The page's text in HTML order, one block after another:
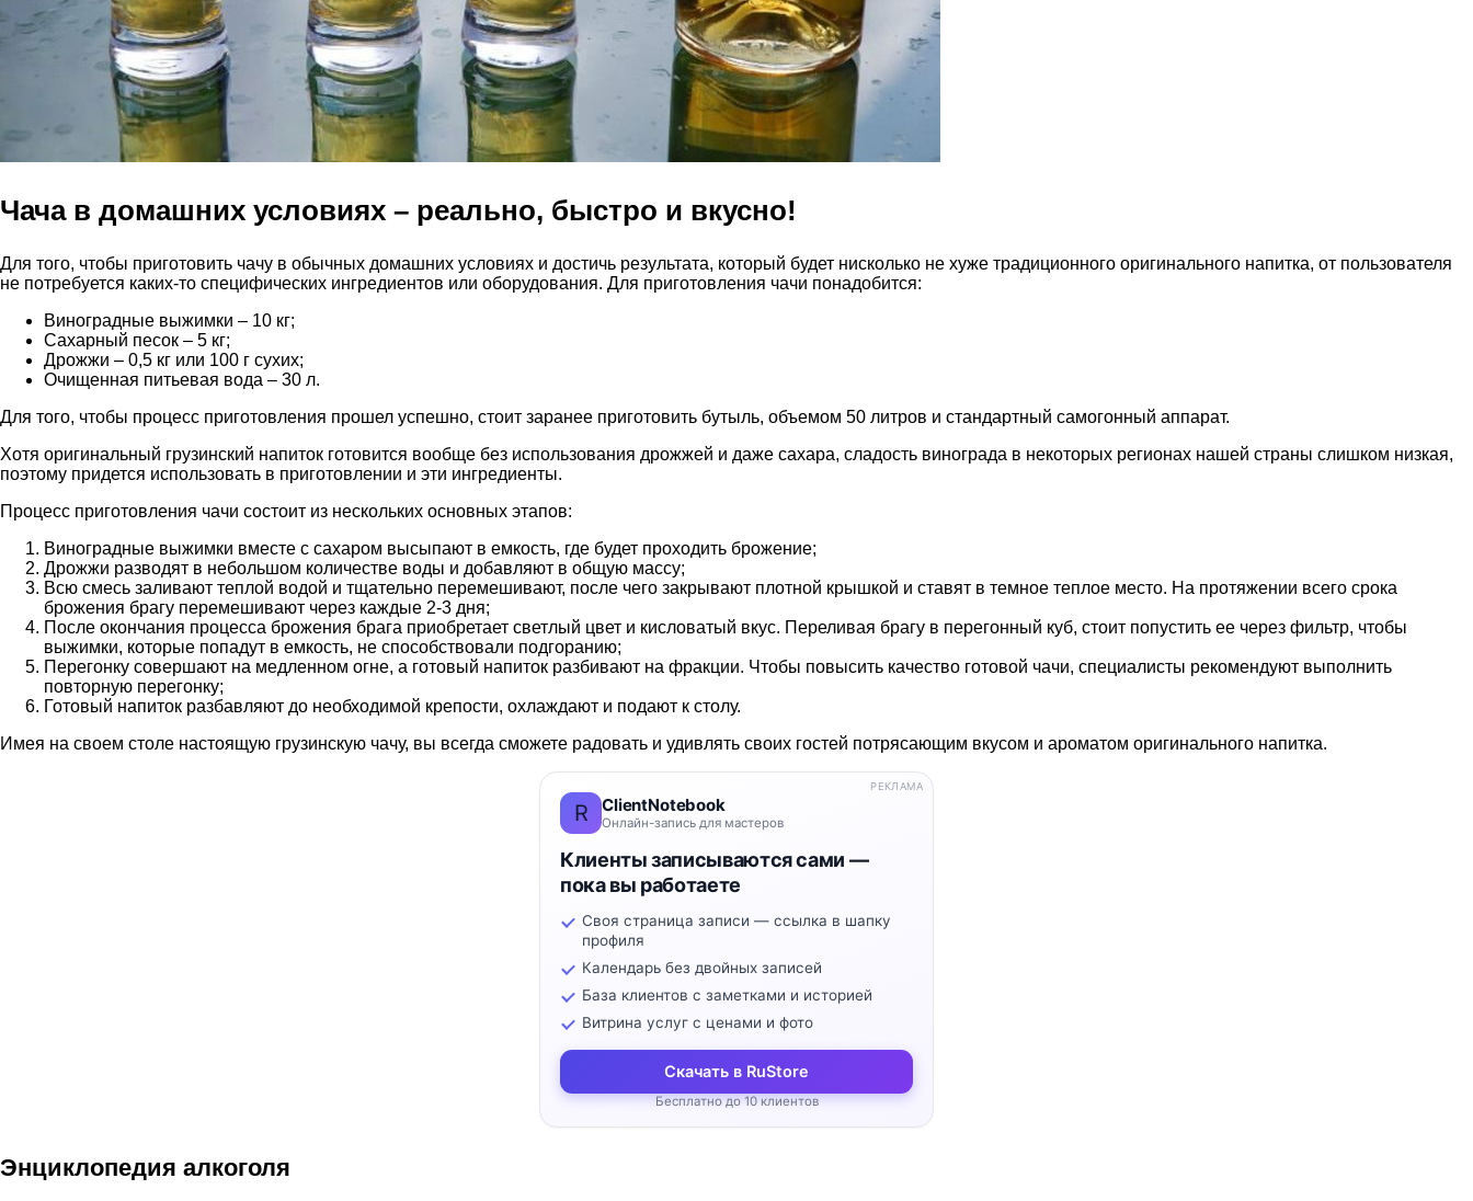
Чача в домашних условиях – реально, быстро и вкусно!
Для того, чтобы приготовить чачу в обычных домашних условиях и достичь результата, который будет нисколько не хуже традиционного оригинального напитка, от пользователя
не потребуется каких-то специфических ингредиентов или оборудования. Для приготовления чачи понадобится:
Виноградные выжимки – 10 кг;
Сахарный песок – 5 кг;
Дрожжи – 0,5 кг или 100 г сухих;
Очищенная питьевая вода – 30 л.
Для того, чтобы процесс приготовления прошел успешно, стоит заранее приготовить бутыль, объемом 50 литров и стандартный самогонный аппарат.
Хотя оригинальный грузинский напиток готовится вообще без использования дрожжей и даже сахара, сладость винограда в некоторых регионах нашей страны слишком низкая,
поэтому придется использовать в приготовлении и эти ингредиенты.
Процесс приготовления чачи состоит из нескольких основных этапов:
Виноградные выжимки вместе с сахаром высыпают в емкость, где будет проходить брожение;
Дрожжи разводят в небольшом количестве воды и добавляют в общую массу;
Всю смесь заливают теплой водой и тщательно перемешивают, после чего закрывают плотной крышкой и ставят в темное теплое место. На протяжении всего срока
брожения брагу перемешивают через каждые 2-3 дня;
После окончания процесса брожения брага приобретает светлый цвет и кисловатый вкус. Переливая брагу в перегонный куб, стоит попустить ее через фильтр, чтобы
выжимки, которые попадут в емкость, не способствовали подгоранию;
Перегонку совершают на медленном огне, а готовый напиток разбивают на фракции. Чтобы повысить качество готовой чачи, специалисты рекомендуют выполнить
повторную перегонку;
Готовый напиток разбавляют до необходимой крепости, охлаждают и подают к столу.
Имея на своем столе настоящую грузинскую чачу, вы всегда сможете радовать и удивлять своих гостей потрясающим вкусом и ароматом оригинального напитка.
R ClientNotebook
Онлайн-запись для мастеров
Клиенты записываются сами —
пока вы работаете
Своя страница записи — ссылка в шапку
профиля
Календарь без двойных записей
База клиентов с заметками и историей
Витрина услуг с ценами и фото
Скачать в RuStore
Бесплатно до 10 клиентов
РЕКЛАМА
Энциклопедия алкоголя